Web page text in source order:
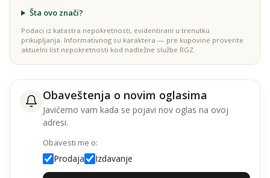
Šta ovo znači?
Podaci iz katastra nepokretnosti, evidentirani u trenutku
prikupljanja. Informativnog su karaktera — pre kupovine proverite
aktuelni list nepokretnosti kod nadležne službe RGZ.
Obaveštenja o novim oglasima
Javićemo vam kada se pojavi nov oglas na ovoj
adresi.
Obavesti me o:
Prodaja Izdavanje